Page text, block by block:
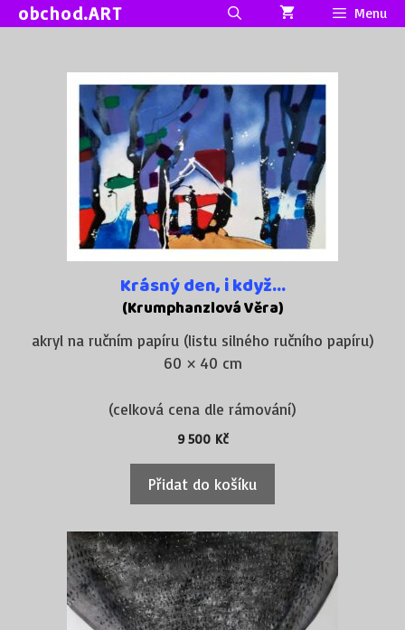
Přeskočit
na
obchod.ART Menu
Krásný den, i když…
(Krumphanzlová Věra)
akryl na ručním papíru (listu silného ručního papíru)
60 × 40 cm
(celková cena dle rámování)
9 500 Kč
Přidat do košíku